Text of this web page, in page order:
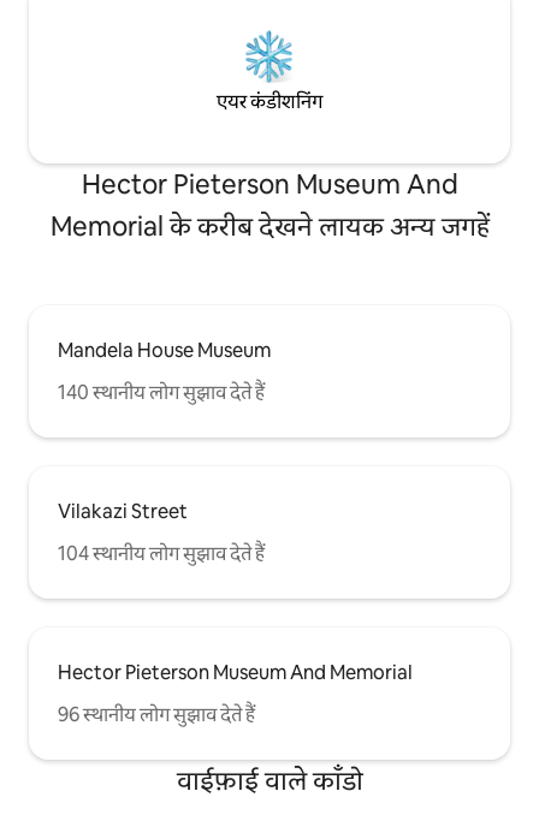
एयर कंडीशनिंग
Hector Pieterson Museum And
Memorial के करीब देखने लायक अन्य जगहें
Mandela House Museum
140 स्थानीय लोग सुझाव देते हैं
Vilakazi Street
104 स्थानीय लोग सुझाव देते हैं
Hector Pieterson Museum And Memorial
96 स्थानीय लोग सुझाव देते हैं
वाईफ़ाई वाले काँडो